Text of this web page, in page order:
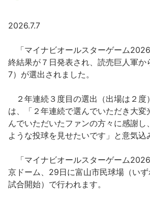
2026.7.7
「マイナビオールスターゲーム
終結果が７日発表され、読売巨人軍か
7）が選出されました。
２年連続３度目の選出（出場は２度
は、「２年連続で選んでいただき大変
んでいただいたファンの方々に感謝し
ような投球を見せたいです」と意気込
「マイナビオールスターゲーム
京ドーム、29日に富山市民球場（い
試合開始）で行われます。